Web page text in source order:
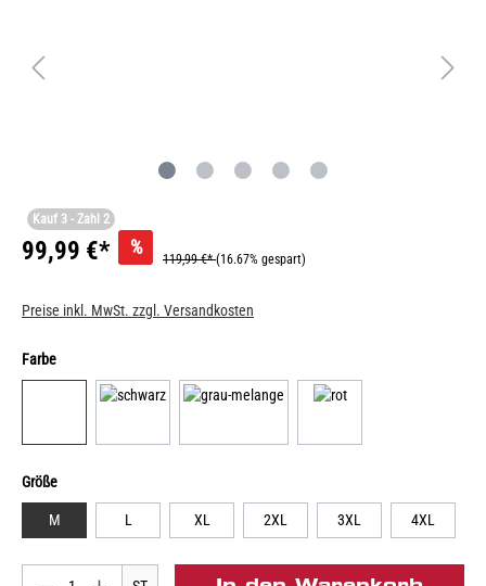
Kauf 3 - Zahl 2
99,99 €* %
119,99 €*(16.67% gespart)
Preise inkl. MwSt. zzgl. Versandkosten
Farbe
Größe
M L XL 2XL 3XL 4XL